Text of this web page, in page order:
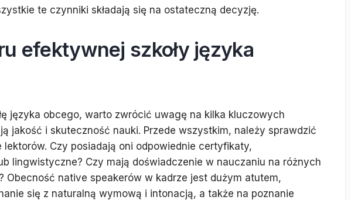
te czynniki składają się na ostateczną decyzję.
efektywnej szkoły języka
języka obcego, warto zwrócić uwagę na kilka kluczowych
jakość i skuteczność nauki. Przede wszystkim, należy sprawdzić
Czy posiadają oni odpowiednie certyfikaty,
lingwistyczne? Czy mają doświadczenie w nauczaniu na różnych
Obecność native speakerów w kadrze jest dużym atutem,
się z naturalną wymową i intonacją, a także na poznanie